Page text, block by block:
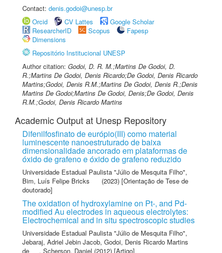
Contact: denis.godoi@unesp.br
Orcid
CV Lattes
Google Scholar
ResearcherID
Scopus
Fapesp
Dimensions
Repositório Institucional UNESP
Author citation: Godoi, D. R. M.;Martins De Godoi, D.
R.;Martins De Godoi, Denis Ricardo;De Godoi, Denis Ricardo
Martins;Godoi, Denis R.M.;Martins De Godoi, Denis R.;Denis
Martins De Godoi;Martins De Godoi, Denis;De Godoi, Denis
R.M.;Godoi, Denis Ricardo Martins
Academic Output at Unesp Repository
Difenilfosfinato de európio(III) como material
luminescente nanoestruturado de baixa
dimensionalidade ancorado em plataformas de
óxido de grafeno e óxido de grafeno reduzido
Universidade Estadual Paulista "Júlio de Mesquita Filho",
Bim, Luís Felipe Bricks
(2023) [Orientação de Tese de
doutorado]
The oxidation of hydroxylamine on Pt-, and Pd-
modified Au electrodes in aqueous electrolytes:
Electrochemical and in situ spectroscopic studies
Universidade Estadual Paulista "Júlio de Mesquita Filho",
Jebaraj, Adriel Jebin Jacob, Godoi, Denis Ricardo Martins
de
, Scherson, Daniel (2012) [Artigo]